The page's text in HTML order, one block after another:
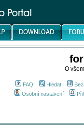
O
FAQ Hledat
Osobní nastavení